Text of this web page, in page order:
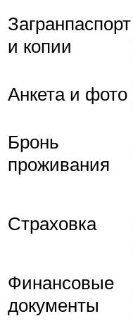
Загранпаспорт
и копии
Анкета и фото
Бронь
проживания
Страховка
Финансовые
документы